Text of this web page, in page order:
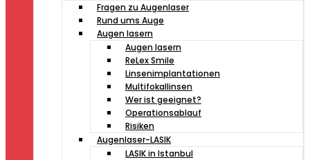
Fragen zu Augenlaser
Rund ums Auge
Augen lasern
Augen lasern
ReLex Smile
Linsenimplantationen
Multifokallinsen
Wer ist geeignet?
Operationsablauf
Risiken
Augenlaser-LASIK
LASIK in Istanbul